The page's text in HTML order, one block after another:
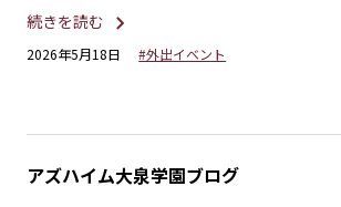
続きを読む
2026年5月18日 #外出イベント
アズハイム大泉学園ブログ